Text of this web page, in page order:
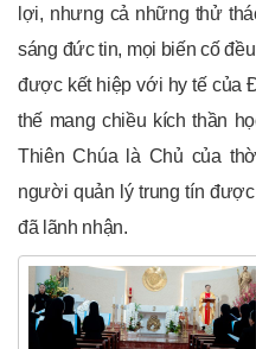
lợi, nhưng cả những thử
sáng đức tin, mọi biến cố
được kết hiệp với hy tế của
thế mang chiều kích thần
Thiên Chúa là Chủ của
người quản lý trung tín
đã lãnh nhận.